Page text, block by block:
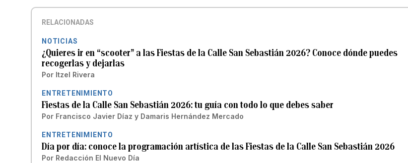
RELACIONADAS
NOTICIAS
¿Quieres ir en “scooter” a las Fiestas de la Calle San Sebastián 2026? Conoce dónde puedes
recogerlas y dejarlas
Por Itzel Rivera
ENTRETENIMIENTO
Fiestas de la Calle San Sebastián 2026: tu guía con todo lo que debes saber
Por Francisco Javier Díaz y Damaris Hernández Mercado
ENTRETENIMIENTO
Día por día: conoce la programación artística de las Fiestas de la Calle San Sebastián 2026
Por Redacción El Nuevo Día